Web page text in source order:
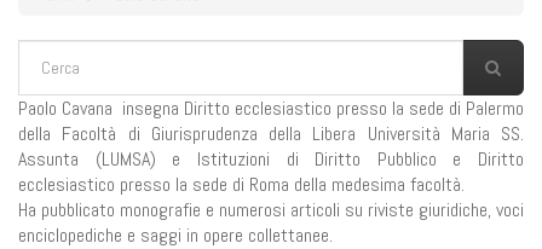
FORM DI RICERCA
Paolo Cavana insegna Diritto ecclesiastico presso la sede di Palermo
della Facoltà di Giurisprudenza della Libera Università Maria SS.
Assunta (LUMSA) e Istituzioni di Diritto Pubblico e Diritto
ecclesiastico presso la sede di Roma della medesima facoltà.
Ha pubblicato monografie e numerosi articoli su riviste giuridiche, voci
enciclopediche e saggi in opere collettanee.